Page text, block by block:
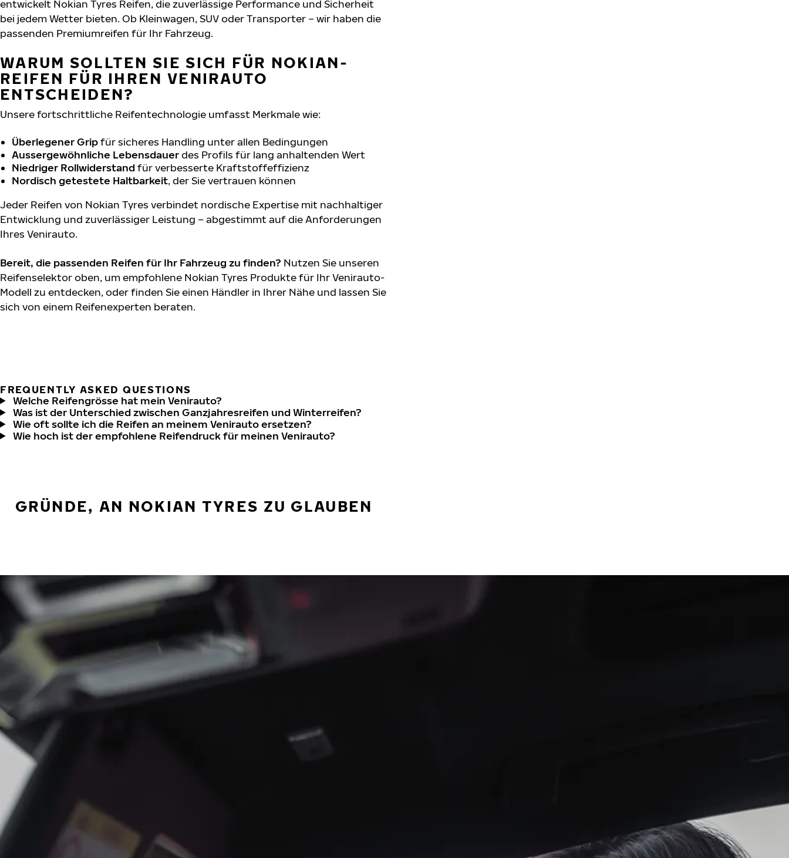
entwickelt Nokian Tyres Reifen, die zuverlässige Performance und Sicherheit
bei jedem Wetter bieten. Ob Kleinwagen, SUV oder Transporter – wir haben die
passenden Premiumreifen für Ihr Fahrzeug.
WARUM SOLLTEN SIE SICH FÜR NOKIAN-
REIFEN FÜR IHREN VENIRAUTO
ENTSCHEIDEN?
Unsere fortschrittliche Reifentechnologie umfasst Merkmale wie:
Überlegener Gripfür sicheres Handling unter allen Bedingungen
Aussergewöhnliche Lebensdauerdes Profils für lang anhaltenden Wert
Niedriger Rollwiderstand für verbesserte Kraftstoffeffizienz
Nordisch getestete Haltbarkeit, der Sie vertrauen können
Jeder Reifen von Nokian Tyres verbindet nordische Expertise mit nachhaltiger
Entwicklung und zuverlässiger Leistung – abgestimmt auf die Anforderungen
Ihres Venirauto.
Bereit, die passenden Reifen für Ihr Fahrzeug zu finden? Nutzen Sie unseren
Reifenselektor oben, um empfohlene Nokian Tyres Produkte für Ihr Venirauto-
Modell zu entdecken, oder finden Sie einen Händler in Ihrer Nähe und lassen Sie
sich von einem Reifenexperten beraten.
FREQUENTLY ASKED QUESTIONS
Welche Reifengrösse hat mein Venirauto?
Was ist der Unterschied zwischen Ganzjahresreifen und Winterreifen?
Wie oft sollte ich die Reifen an meinem Venirauto ersetzen?
Wie hoch ist der empfohlene Reifendruck für meinen Venirauto?
GRÜNDE, AN NOKIAN TYRES ZU GLAUBEN